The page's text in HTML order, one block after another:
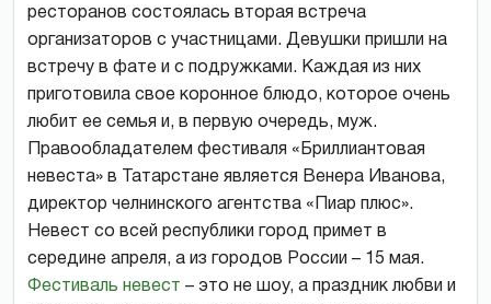
ресторанов состоялась вторая встреча
организаторов с участницами. Девушки пришли на
встречу в фате и с подружками. Каждая из них
приготовила свое коронное блюдо, которое очень
любит ее семья и, в первую очередь, муж.
Правообладателем фестиваля «Бриллиантовая
невеста» в Татарстане является Венера Иванова,
директор челнинского агентства «Пиар плюс».
Невест со всей республики город примет в
середине апреля, а из городов России – 15 мая.
Фестиваль невест – это не шоу, а праздник любви и